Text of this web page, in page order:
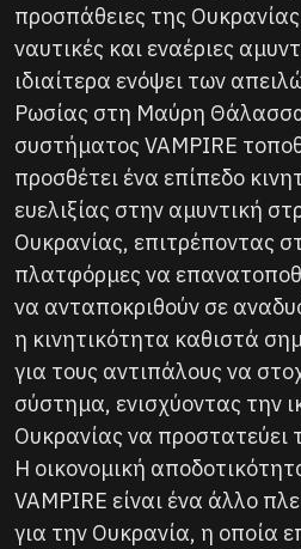
προσπάθειες της Ουκρανίας
ναυτικές και εναέριες
ιδιαίτερα ενόψει των
Ρωσίας στη Μαύρη
συστήματος VAMPIRE
προσθέτει ένα επίπεδο
ευελιξίας στην αμυντική
Ουκρανίας, επιτρέποντας
πλατφόρμες να
να ανταποκριθούν σε
η κινητικότητα καθιστά
για τους αντιπάλους να
σύστημα, ενισχύοντας την
Ουκρανίας να προστατεύει
Η οικονομική
VAMPIRE είναι ένα άλλο
για την Ουκρανία, η οποία